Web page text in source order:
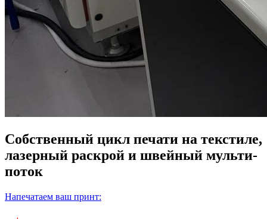
Собственный цикл печати на текстиле,
лазерный раскрой и швейный мульти-
поток
Напечатаем ваш принт: